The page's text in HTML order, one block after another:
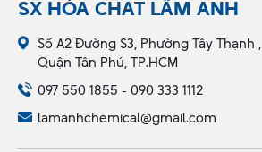
SX HÓA CHẤT LÂM ANH
Số A2 Đường S3, Phường Tây Thạnh ,
Quận Tân Phú, TP.HCM
097 550 1855 - 090 333 1112
lamanhchemical@gmail.com